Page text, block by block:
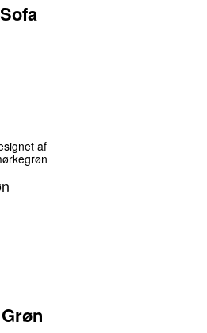
af